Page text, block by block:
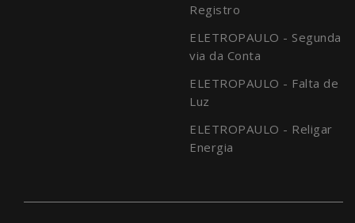
Registro
ELETROPAULO - Segunda
via da Conta
ELETROPAULO - Falta de
Luz
ELETROPAULO - Religar
Energia